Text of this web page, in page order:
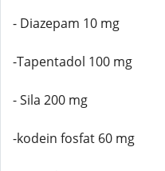
- Diazepam 10 mg
-Tapentadol 100 mg
- Sila 200 mg
-kodein fosfat 60 mg